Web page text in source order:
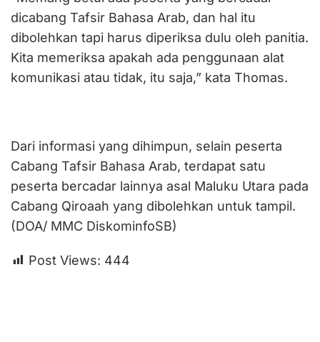
dicabang Tafsir Bahasa Arab, dan hal itu
dibolehkan tapi harus diperiksa dulu oleh panitia.
Kita memeriksa apakah ada penggunaan alat
komunikasi atau tidak, itu saja,” kata Thomas.
Dari informasi yang dihimpun, selain peserta
Cabang Tafsir Bahasa Arab, terdapat satu
peserta bercadar lainnya asal Maluku Utara pada
Cabang Qiroaah yang dibolehkan untuk tampil.
(DOA/ MMC DiskominfoSB)
Post Views: 444